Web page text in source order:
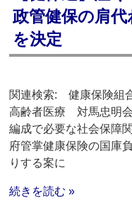
政管健保の肩
を決定
関連検索: 健康保険組
高齢者医療 対馬忠明
編成で必要な社会保障
府管掌健康保険の国庫
りする案に
続きを読む »